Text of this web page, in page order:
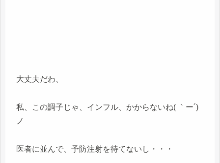
大丈夫だわ、
私、この調子じゃ、インフル、かからないね( ｀ー´)
ノ
医者に並んで、予防注射を待てないし・・・